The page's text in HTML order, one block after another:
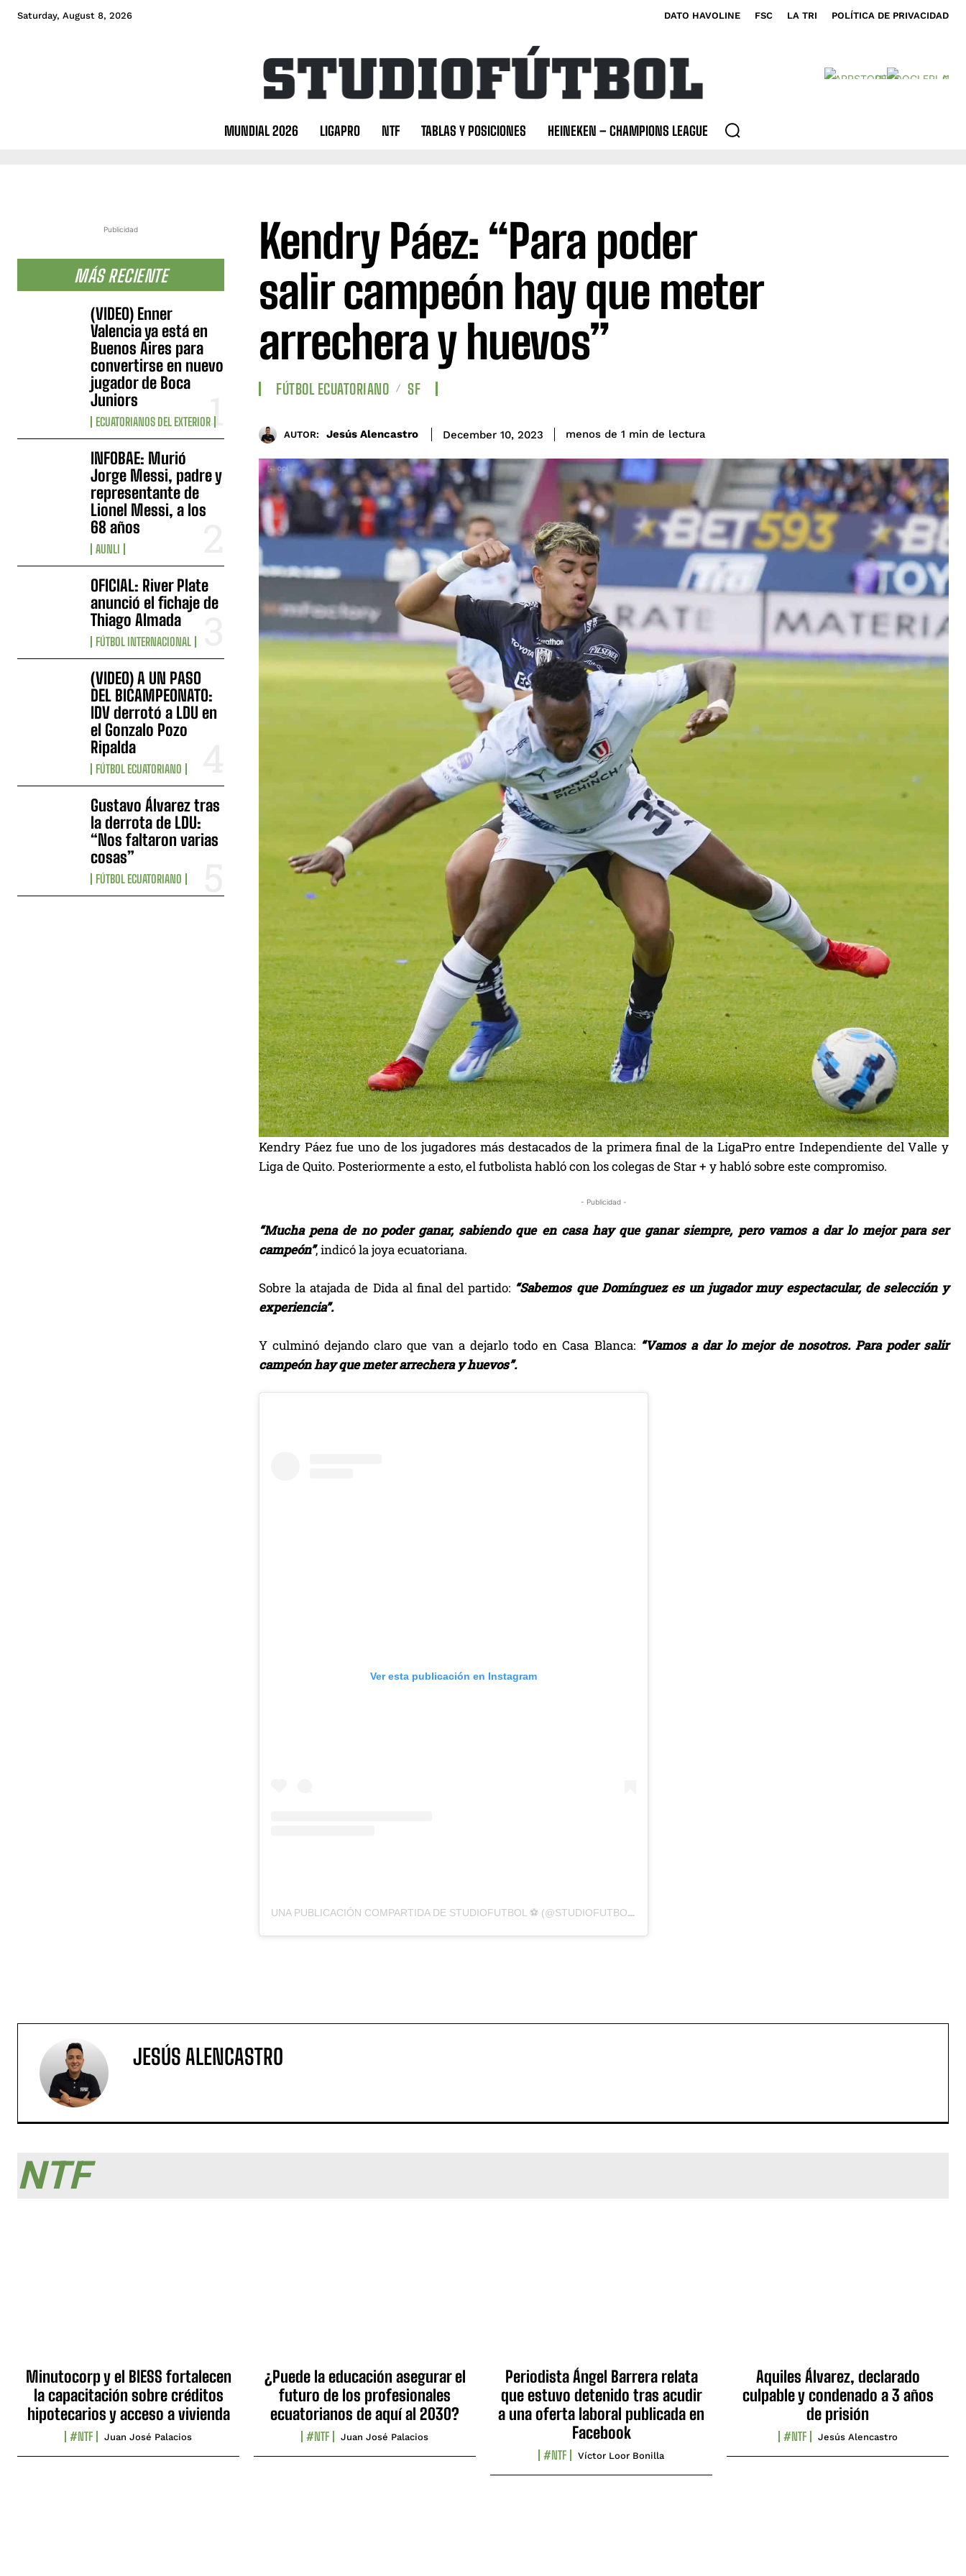
Saturday, August 8, 2026 DATO HAVOLINE FSC LA TRI POLÍTICA DE PRIVACIDAD
MUNDIAL 2026 LIGAPRO NTF TABLAS Y POSICIONES HEINEKEN – CHAMPIONS LEAGUE
Publicidad
MÁS RECIENTE
(VIDEO) Enner
Valencia ya está en
Buenos Aires para
convertirse en nuevo
jugador de Boca
Juniors
ECUATORIANOS DEL EXTERIOR
INFOBAE: Murió
Jorge Messi, padre y
representante de
Lionel Messi, a los
68 años
AUNLI
OFICIAL: River Plate
anunció el fichaje de
Thiago Almada
FÚTBOL INTERNACIONAL
(VIDEO) A UN PASO
DEL BICAMPEONATO:
IDV derrotó a LDU en
el Gonzalo Pozo
Ripalda
FÚTBOL ECUATORIANO
Gustavo Álvarez tras
la derrota de LDU:
“Nos faltaron varias
cosas”
FÚTBOL ECUATORIANO
Kendry Páez: “Para poder
salir campeón hay que meter
arrechera y huevos”
FÚTBOL ECUATORIANO SF
AUTOR: Jesús Alencastro December 10, 2023 menos de 1 min de lectura
Kendry Páez fue uno de los jugadores más destacados de la primera final de la LigaPro entre Independiente del Valle y
Liga de Quito. Posteriormente a esto, el futbolista habló con los colegas de Star + y habló sobre este compromiso.
- Publicidad -
“Mucha pena de no poder ganar, sabiendo que en casa hay que ganar siempre, pero vamos a dar lo mejor para ser
campeón”, indicó la joya ecuatoriana.
Sobre la atajada de Dida al final del partido: “Sabemos que Domínguez es un jugador muy espectacular, de selección y
experiencia”.
Y culminó dejando claro que van a dejarlo todo en Casa Blanca: “Vamos a dar lo mejor de nosotros. Para poder salir
campeón hay que meter arrechera y huevos”.
Ver esta publicación en Instagram
UNA PUBLICACIÓN COMPARTIDA DE STUDIOFUTBOL ⚽️ (@STUDIOFUTBOLWEB)
JESÚS ALENCASTRO
NTF
Minutocorp y el BIESS fortalecen
la capacitación sobre créditos
hipotecarios y acceso a vivienda
#NTF Juan José Palacios
¿Puede la educación asegurar el
futuro de los profesionales
ecuatorianos de aquí al 2030?
#NTF Juan José Palacios
Periodista Ángel Barrera relata
que estuvo detenido tras acudir
a una oferta laboral publicada en
Facebook
#NTF Víctor Loor Bonilla
Aquiles Álvarez, declarado
culpable y condenado a 3 años
de prisión
#NTF Jesús Alencastro